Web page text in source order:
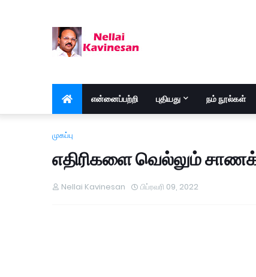
என்னைப்பற்றி புதியது நம் நூல்கள்
முகப்பு
எதிரிகளை வெல்லும்
Nellai Kavinesan பிப்ரவரி 09, 2022